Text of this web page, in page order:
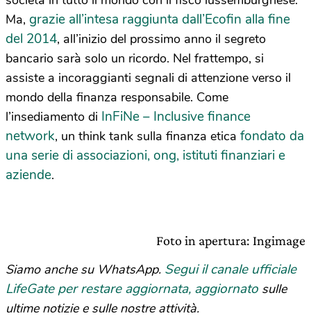
Ma, grazie all’intesa raggiunta dall’Ecofin alla fine
del 2014, all’inizio del prossimo anno il segreto
bancario sarà solo un ricordo. Nel frattempo, si
assiste a incoraggianti segnali di attenzione verso il
mondo della finanza responsabile. Come
l’insediamento di InFiNe – Inclusive finance
network, un think tank sulla finanza etica fondato da
una serie di associazioni, ong, istituti finanziari e
aziende.
Foto in apertura: Ingimage
Siamo anche su WhatsApp. Segui il canale ufficiale
LifeGate per restare aggiornata, aggiornato sulle
ultime notizie e sulle nostre attività.